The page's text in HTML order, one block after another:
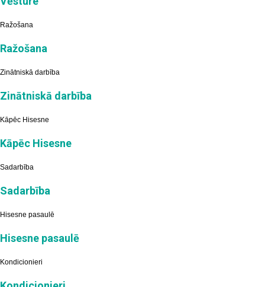
Ražošana
Ražošana
Zinātniskā darbība
Zinātniskā darbība
Kāpēc Hisesne
Kāpēc Hisesne
Sadarbība
Sadarbība
Hisesne pasaulē
Hisesne pasaulē
Kondicionieri